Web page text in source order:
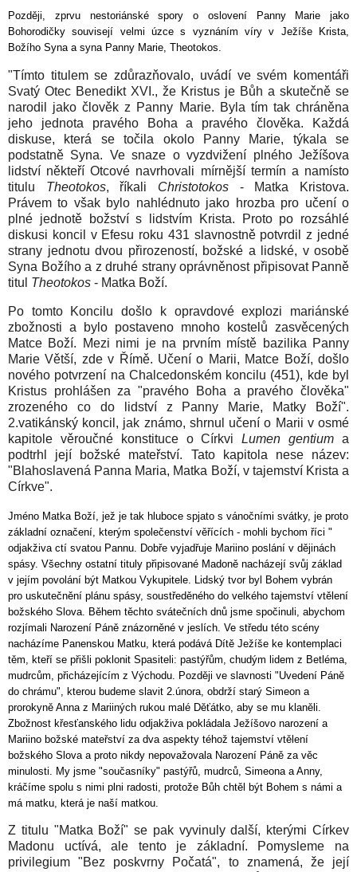
Později, zprvu nestoriánské spory o oslovení Panny Marie jako
Bohorodičky souvisejí velmi úzce s vyznáním víry v Ježíše Krista,
Božího Syna a syna Panny Marie, Theotokos.
"Tímto titulem se zdůrazňovalo, uvádí ve svém komentáři
Svatý Otec Benedikt XVI., že Kristus je Bůh a skutečně se
narodil jako člověk z Panny Marie. Byla tím tak chráněna
jeho jednota pravého Boha a pravého člověka. Každá
diskuse, která se točila okolo Panny Marie, týkala se
podstatně Syna. Ve snaze o vyzdvižení plného Ježíšova
lidství někteří Otcové navrhovali mírnější termín a namísto
titulu Theotokos, říkali Christotokos - Matka Kristova.
Právem to však bylo nahlédnuto jako hrozba pro učení o
plné jednotě božství s lidstvím Krista. Proto po rozsáhlé
diskusi koncil v Efesu roku 431 slavnostně potvrdil z jedné
strany jednotu dvou přirozeností, božské a lidské, v osobě
Syna Božího a z druhé strany oprávněnost připisovat Panně
titul Theotokos - Matka Boží.
Po tomto Koncilu došlo k opravdové explozi mariánské
zbožnosti a bylo postaveno mnoho kostelů zasvěcených
Matce Boží. Mezi nimi je na prvním místě bazilika Panny
Marie Větší, zde v Římě. Učení o Marii, Matce Boží, došlo
nového potvrzení na Chalcedonském koncilu (451), kde byl
Kristus prohlášen za "pravého Boha a pravého člověka"
zrozeného co do lidství z Panny Marie, Matky Boží".
2.vatikánský koncil, jak známo, shrnul učení o Marii v osmé
kapitole věroučné konstituce o CírkviLumen gentium a
podtrhl její božské mateřství. Tato kapitola nese název:
"Blahoslavená Panna Maria, Matka Boží, v tajemství Krista a
Církve".
Jméno Matka Boží, jež je tak hluboce spjato s vánočními svátky, je proto
základní označení, kterým společenství věřících - mohli bychom říci "
odjakživa ctí svatou Pannu. Dobře vyjadřuje Mariino poslání v dějinách
spásy. Všechny ostatní tituly připisované Madoně nacházejí svůj základ
v jejím povolání být Matkou Vykupitele. Lidský tvor byl Bohem vybrán
pro uskutečnění plánu spásy, soustředěného do velkého tajemství vtělení
božského Slova. Během těchto svátečních dnů jsme spočinuli, abychom
rozjímali Narození Páně znázorněné v jeslích. Ve středu této scény
nacházíme Panenskou Matku, která podává Dítě Ježíše ke kontemplaci
těm, kteří se přišli poklonit Spasiteli: pastýřům, chudým lidem z Betléma,
mudrcům, přicházejícím z Východu. Později ve slavnosti "Uvedení Páně
do chrámu", kterou budeme slavit 2.února, obdrží starý Simeon a
prorokyně Anna z Mariiných rukou malé Děťátko, aby se mu klaněli.
Zbožnost křesťanského lidu odjakživa pokládala Ježíšovo narození a
Mariino božské mateřství za dva aspekty téhož tajemství vtělení
božského Slova a proto nikdy nepovažovala Narození Páně za věc
minulosti. My jsme "současníky" pastýřů, mudrců, Simeona a Anny,
kráčíme spolu s nimi plni radosti, protože Bůh chtěl být Bohem s námi a
má matku, která je naší matkou.
Z titulu "Matka Boží" se pak vyvinuly další, kterými Církev
Madonu uctívá, ale tento je základní. Pomysleme na
privilegium "Bez poskvrny Počatá", to znamená, že její